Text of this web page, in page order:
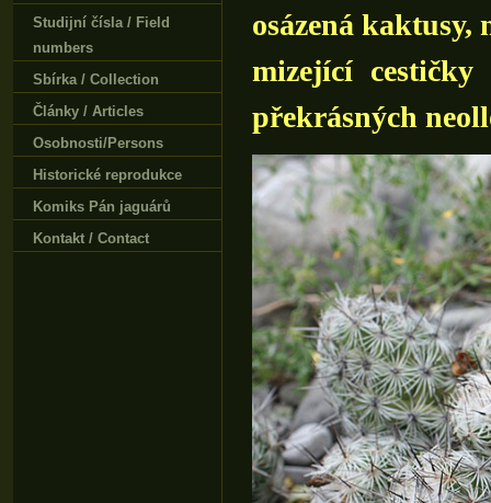
osázená kaktusy,
mizející
překrásných
Studijní čísla / Field
numbers
Sbírka / Collection
Články / Articles
Osobnosti/Persons
Historické reprodukce
Komiks Pán jaguárů
Kontakt / Contact